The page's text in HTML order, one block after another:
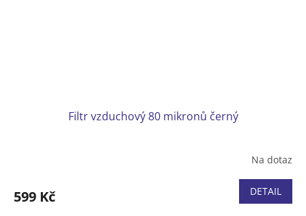
Filtr vzduchový 80 mikronů černý
Na dotaz
599 Kč DETAIL